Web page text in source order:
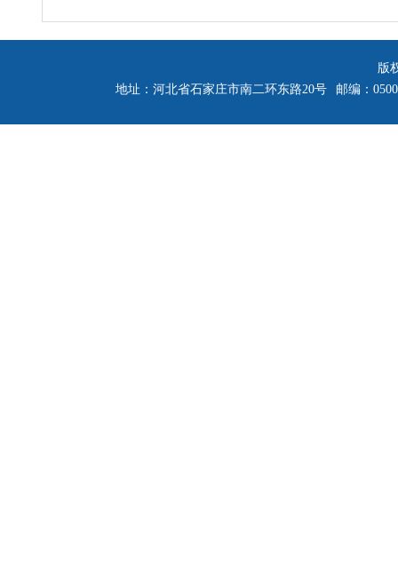
版
地址：河北省石家庄市南二环东路20号
邮编：